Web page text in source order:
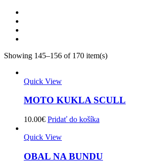
Showing 145–156 of 170 item(s)
Quick View
MOTO KUKLA SCULL
10.00€ Pridať do košíka
Quick View
OBAL NA BUNDU